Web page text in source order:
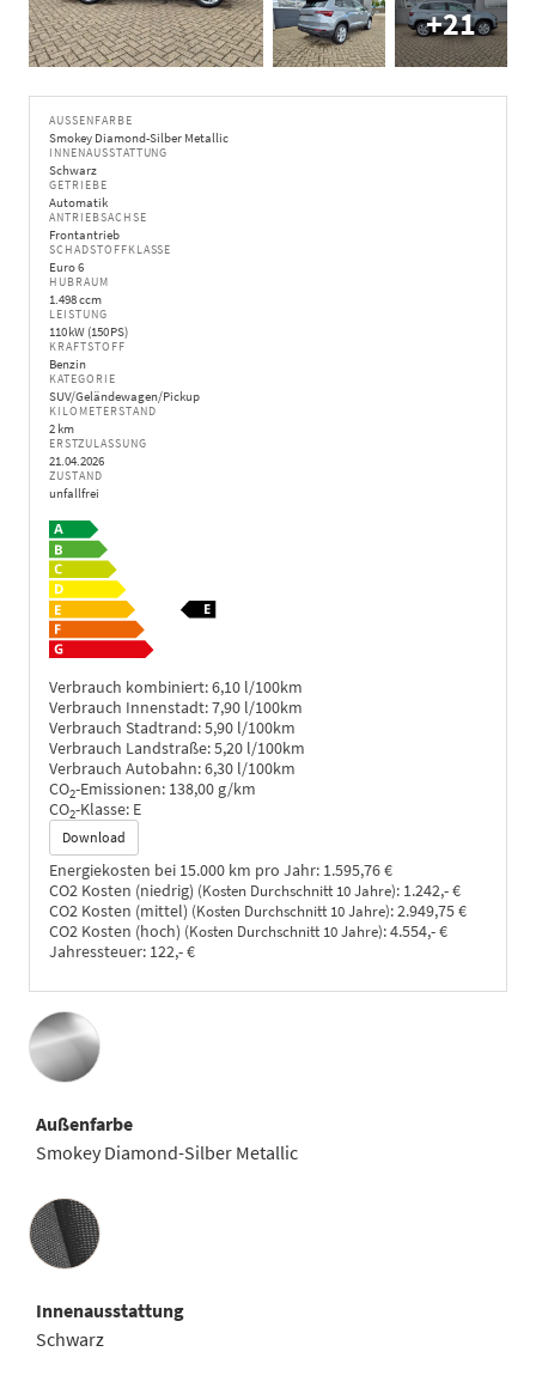
+21
AUSSENFARBE
Smokey Diamond-Silber Metallic
INNENAUSSTATTUNG
Schwarz
GETRIEBE
Automatik
ANTRIEBSACHSE
Frontantrieb
SCHADSTOFFKLASSE
Euro 6
HUBRAUM
1.498 ccm
LEISTUNG
110 kW (150 PS)
KRAFTSTOFF
Benzin
KATEGORIE
SUV/Geländewagen/Pickup
KILOMETERSTAND
2 km
ERSTZULASSUNG
21.04.2026
ZUSTAND
unfallfrei
Verbrauch kombiniert:6,10 l/100km
Verbrauch Innenstadt:7,90 l/100km
Verbrauch Stadtrand:5,90 l/100km
Verbrauch Landstraße:5,20 l/100km
Verbrauch Autobahn:6,30 l/100km
CO2-Emissionen: 138,00 g/km
CO2-Klasse: E
Download
Energiekosten bei 15.000 km pro Jahr: 1.595,76 €
CO2 Kosten (niedrig) (Kosten Durchschnitt 10 Jahre): 1.242,- €
CO2 Kosten (mittel) (Kosten Durchschnitt 10 Jahre):2.949,75 €
CO2 Kosten (hoch) (Kosten Durchschnitt 10 Jahre):4.554,- €
Jahressteuer: 122,- €
Außenfarbe
Smokey Diamond-Silber Metallic
Innenausstattung
Innenausstattung
Schwarz